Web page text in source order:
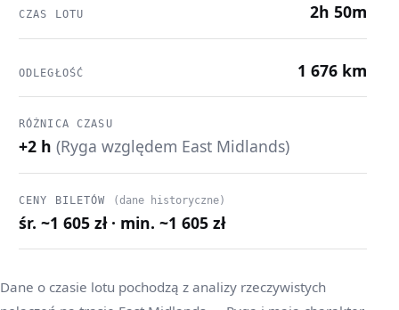
CZAS LOTU 2h 50m
ODLEGŁOŚĆ 1 676 km
RÓŻNICA CZASU
+2 h (Ryga względem East Midlands)
CENY BILETÓW (dane historyczne)
śr. ~1 605 zł · min. ~1 605 zł
Dane o czasie lotu pochodzą z analizy rzeczywistych